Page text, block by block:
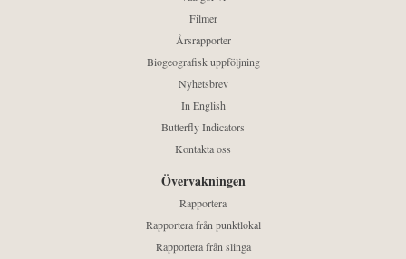
Filmer
Årsrapporter
Biogeografisk uppföljning
Nyhetsbrev
In English
Butterfly Indicators
Kontakta oss
Övervakningen
Rapportera
Rapportera från punktlokal
Rapportera från slinga